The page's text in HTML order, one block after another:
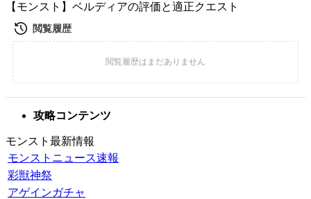
【モンスト】ベルディアの評価と適正クエスト
攻略コンテンツ
モンスト最新情報
モンストニュース速報
彩獣神祭
アゲインガチャ